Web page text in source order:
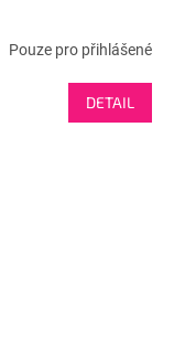
Pouze pro přihlášené
DETAIL